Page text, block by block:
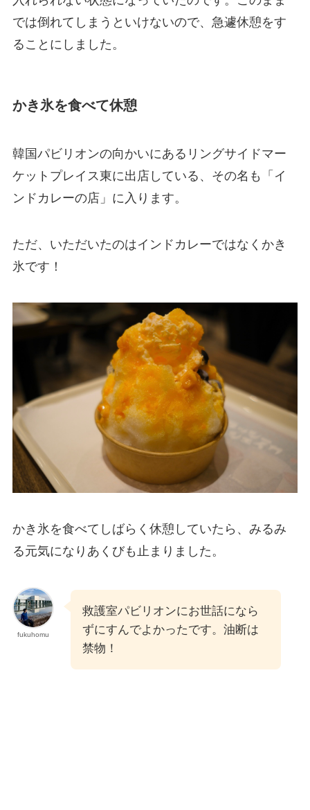
では倒れてしまうといけないので、急遽休憩をす
ることにしました。
かき氷を食べて休憩
韓国パビリオンの向かいにあるリングサイドマー
ケットプレイス東に出店している、その名も「イ
ンドカレーの店」に入ります。
ただ、いただいたのはインドカレーではなくかき
氷です！
かき氷を食べてしばらく休憩していたら、みるみ
る元気になりあくびも止まりました。
fukuhomu
救護室パビリオンにお世話になら
ずにすんでよかったです。油断は
禁物！